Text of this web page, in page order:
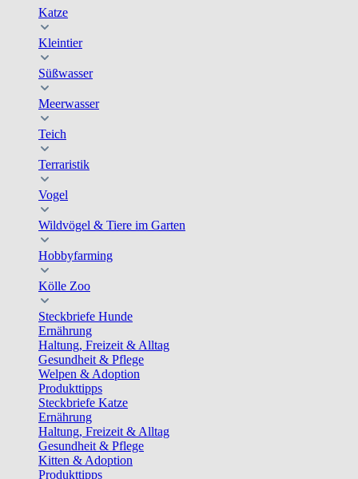
Katze
Kleintier
Süßwasser
Meerwasser
Teich
Terraristik
Vogel
Wildvögel & Tiere im Garten
Hobbyfarming
Kölle Zoo
Steckbriefe Hunde
Ernährung
Haltung, Freizeit & Alltag
Gesundheit & Pflege
Welpen & Adoption
Produkttipps
Steckbriefe Katze
Ernährung
Haltung, Freizeit & Alltag
Gesundheit & Pflege
Kitten & Adoption
Produkttipps